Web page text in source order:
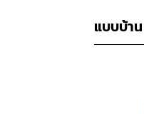
แบบบ้า